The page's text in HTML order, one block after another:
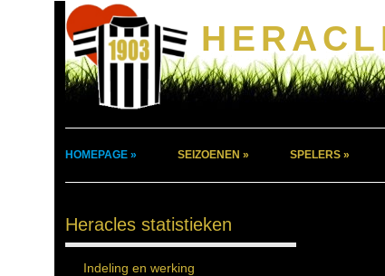
HOMEPAGE » SEIZOENEN » SPELERS »
Heracles statistieken
Indeling en werking